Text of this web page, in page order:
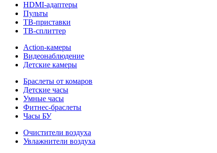
HDMI-адаптеры
Пульты
ТВ-приставки
ТВ-сплиттер
Action-камеры
Видеонаблюдение
Детские камеры
Браслеты от комаров
Детские часы
Умные часы
Фитнес-браслеты
Часы БУ
Очистители воздуха
Увлажнители воздуха